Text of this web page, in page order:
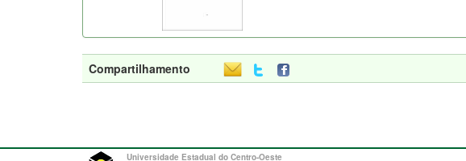
Compartilhamento
Universidade Estadual do Centro-Oeste